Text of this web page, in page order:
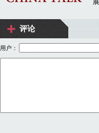
评论
用户：